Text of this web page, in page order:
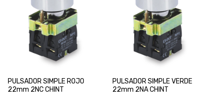
PULSADOR SIMPLE ROJO
22mm 2NC CHINT
PULSADOR SIMPLE VERDE
22mm 2NA CHINT